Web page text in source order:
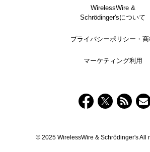
WirelessWire &
Schrödinger'sについて
プライバシーポリシー・商
マーケティング利用
© 2025 WirelessWire & Schrödinger's All